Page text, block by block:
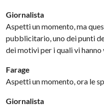
Giornalista
Aspetti un momento, ma
pubblicitario, uno dei punti
dei motivi per i quali vi hanno
Farage
Aspetti un momento, ora le
Giornalista